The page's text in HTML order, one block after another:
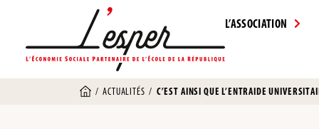
L’ASSOCIATION
/ACTUALITÉS / C’EST AINSI QUE L’ENTRAIDE